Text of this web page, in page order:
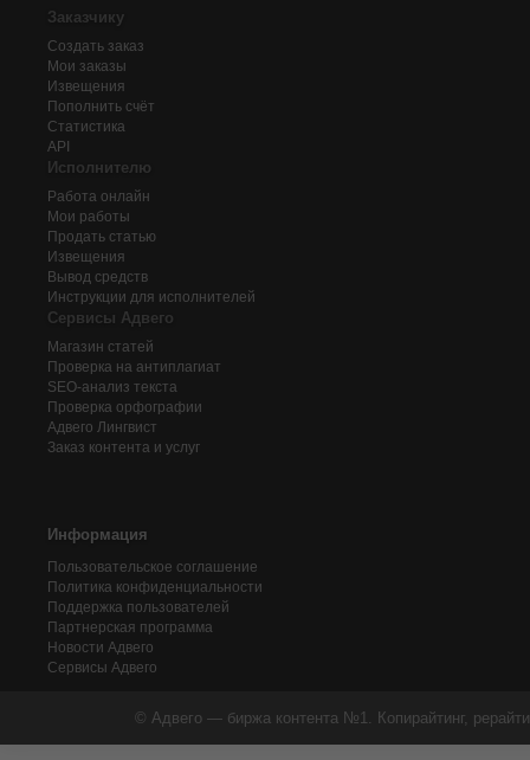
Заказчику
Создать заказ
Мои заказы
Извещения
Пополнить счёт
Статистика
API
Исполнителю
Работа онлайн
Мои работы
Продать статью
Извещения
Вывод средств
Инструкции для исполнителей
Сервисы Адвего
Магазин статей
Проверка на антиплагиат
SEO-анализ текста
Проверка орфографии
Адвего Лингвист
Заказ контента и услуг
Информация
Пользовательское соглашение
Политика конфиденциальности
Поддержка пользователей
Партнерская программа
Новости Адвего
Сервисы Адвего
© Адвего — биржа контента №1. Копирайтинг,